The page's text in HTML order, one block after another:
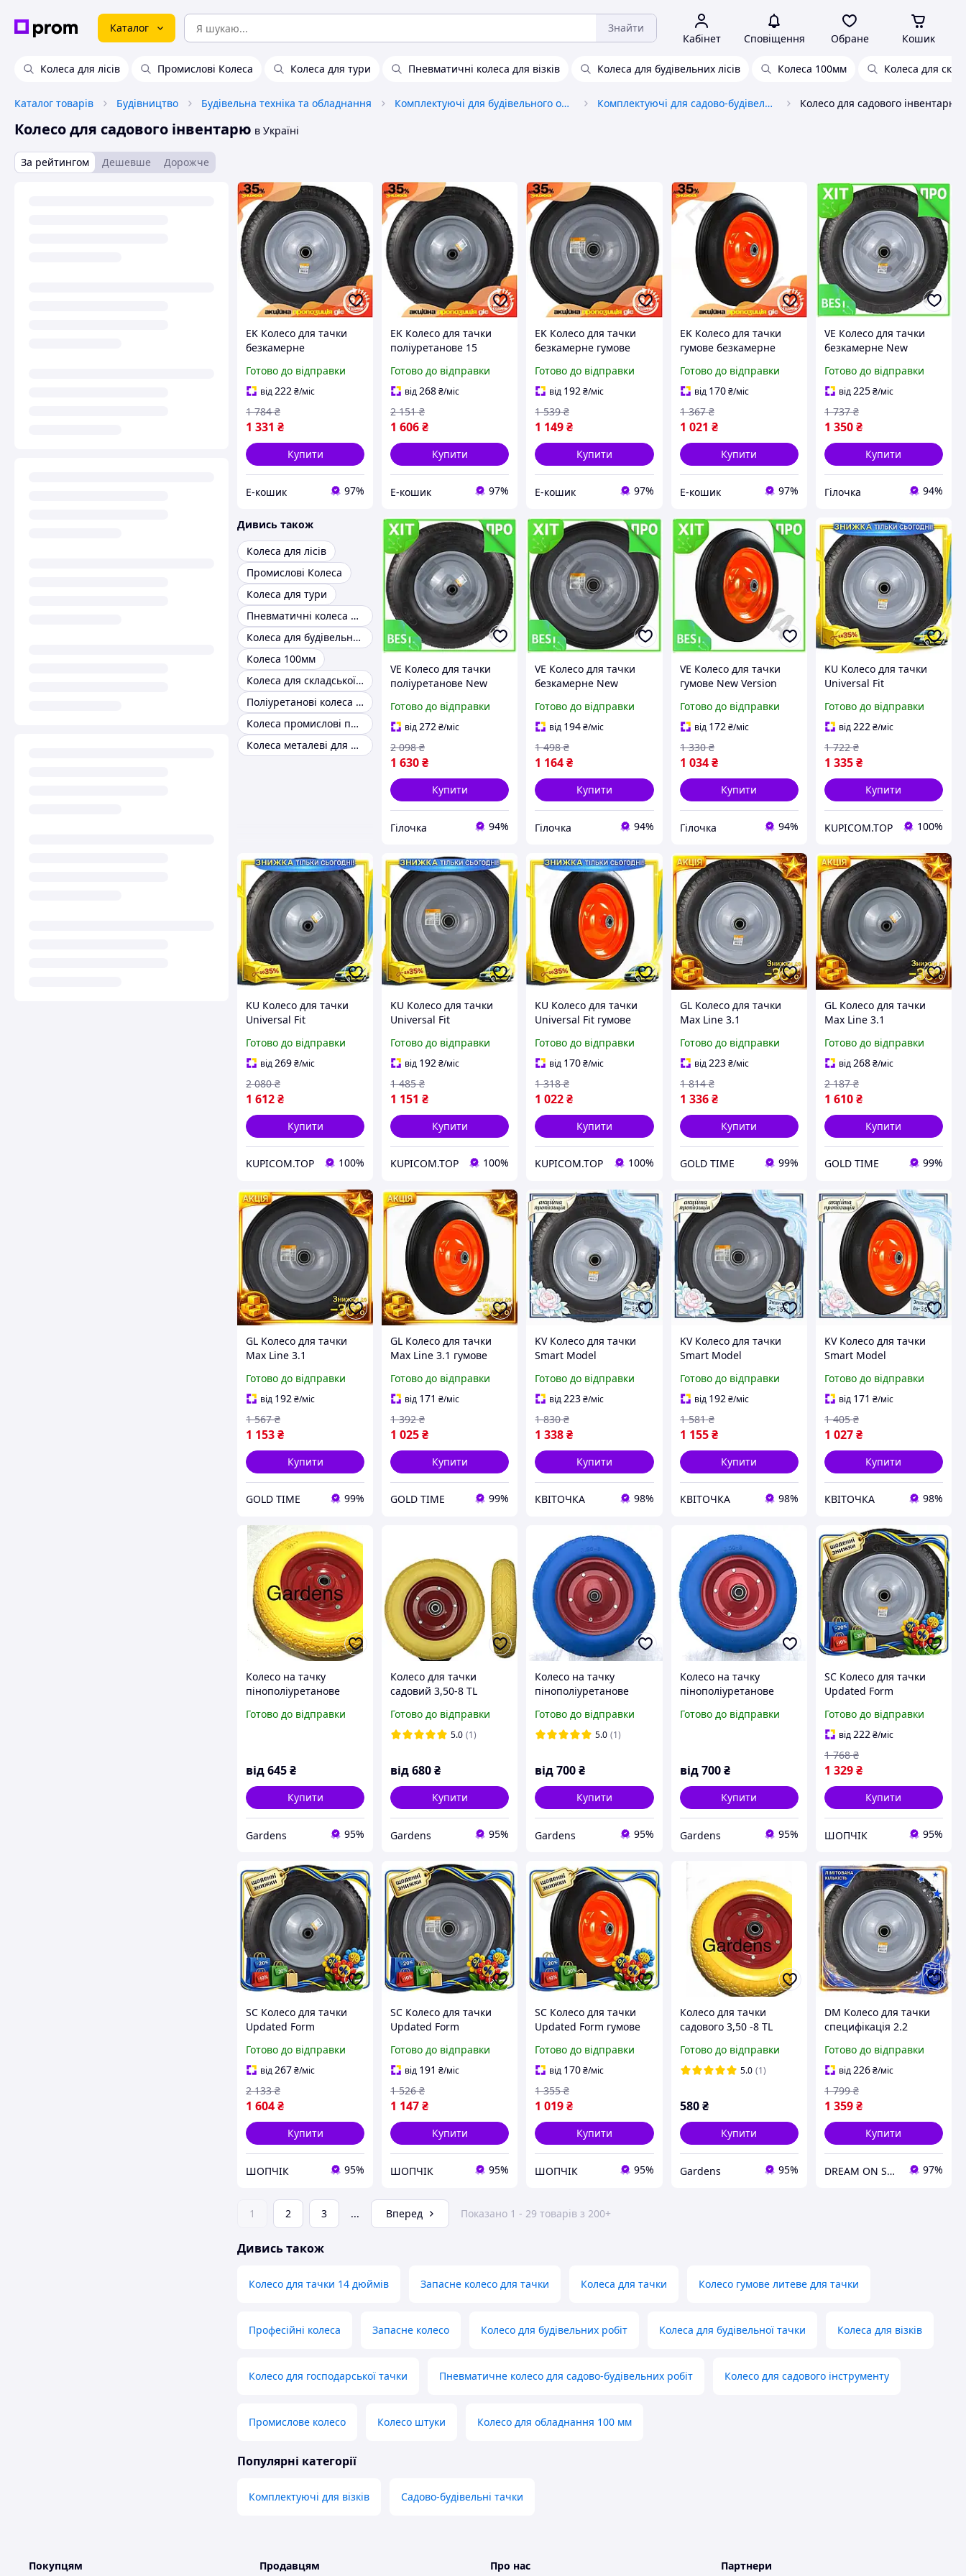
Каталог Знайти
Кабінет Сповіщення Обране Кошик
Колеса для лісів Промислові Колеса Колеса для тури Пневматичні колеса для візків Колеса для будівельних лісів Колеса 100мм Колеса для
Каталог товарів Будівництво Будівельна техніка та обладнання Комплектуючі для будівельного обладнання Комплектуючі для садово-будівельних тачок Колесо для садового інвентарю
Колесо для садового інвентарю в Україні
За рейтингом Дешевше Дорожче
EK Колесо для тачки
безкамерне
Design 14 дюймів
FLORA для садового
інвентарю ко HFX17_E
Готово до відправки
від222₴/міс
1 331 ₴
1 784 ₴
Купити
Е-кошик 97%
EK Колесо для тачки
поліуретанове 15
безкамерне для
садового інвентарю
колесо д HFX17_E
Готово до відправки
від268₴/міс
1 606₴
2 151 ₴
Купити
Е-кошик 97%
EK Колесо для тачки
безкамерне гумове
дюймів FLORA для
садового інвентарю
колесо дл HFX17_E
Готово до відправки
від 192₴/міс
1 149₴
1 539 ₴
Купити
Е-кошик 97%
EK Колесо для тачки
гумове безкамерне
дюймів для садового
інвентарю колесо для
тачк HFX17_E
Готово до відправки
від 170 ₴/міс
1 021 ₴
1 367 ₴
Купити
Е-кошик 97%
VE Колесо для тачки
безкамерне New
14 дюймів FLORA для
садового інвентарю
колесо N6W_VER
Готово до відправки
від225₴/міс
1 350₴
1 737 ₴
Купити
Гілочка 94%
Дивись також
Колеса для лісів
Промислові Колеса
Колеса для тури
Пневматичні колеса для візків
Колеса для будівельних лісів
Колеса 100мм
Колеса для складської техніки
Поліуретанові колеса для візків
Колеса промислові поворотні
Колеса металеві для візків
VE Колесо для тачки
поліуретанове New
безкамерне для
садового інвентарю
колесо для т N6W_VER
Готово до відправки
від272₴/міс
1 630₴
2 098 ₴
Купити
Гілочка 94%
VE Колесо для тачки
безкамерне New
дюймів FLORA для
садового інвентарю
колесо для та N6W_VER
Готово до відправки
від 194₴/міс
1 164₴
1 498 ₴
Купити
Гілочка 94%
VE Колесо для тачки
гумове New Version
для садового
інвентарю колесо для
тачки N6W_VER
Готово до відправки
від 172 ₴/міс
1 034 ₴
1 330 ₴
Купити
Гілочка 94%
KU Колесо для тачки
Universal Fit
поліуретанове 14
дюймів FLORA для
садового інвентарю
коле Uni2L_K
Готово до відправки
від222₴/міс
1 335₴
1 722 ₴
Купити
KUPICOM.TOP 100%
KU Колесо для тачки
Universal Fit
дюймів безкамерне для
садового інвентарю
Готово до відправки
від 269₴/міс
1 612₴
2 080 ₴
Купити
KUPICOM.TOP 100%
KU Колесо для тачки
Universal Fit
дюймів FLORA для
садового інвентарю
Готово до відправки
від 192 ₴/міс
1 151 ₴
1 485 ₴
Купити
KUPICOM.TOP 100%
KU Колесо для тачки
Universal Fit гумове
для садового
інвентарю колесо для
Готово до відправки
від 170₴/міс
1 022₴
1 318 ₴
Купити
KUPICOM.TOP 100%
GL Колесо для тачки
Max Line 3.1
поліуретанове 14
дюймів FLORA для
колес LO31\PR
Готово до відправки
від 223 ₴/міс
1 336 ₴
1 814 ₴
Купити
GOLD TIME 99%
GL Колесо для тачки
Max Line 3.1
дюймів безкамерне для
садового інвентарю
Готово до відправки
від 268₴/міс
1 610₴
2 187 ₴
Купити
GOLD TIME 99%
GL Колесо для тачки
Max Line 3.1
дюймів FLORA для
садового інвентарю
колесо для т LO31\PR
Готово до відправки
від 192₴/міс
1 153₴
1 567 ₴
Купити
GOLD TIME 99%
GL Колесо для тачки
Max Line 3.1 гумове
для садового
інвентарю колесо для
тачки LO31\PR
Готово до відправки
від 171 ₴/міс
1 025₴
1 392 ₴
Купити
GOLD TIME 99%
KV Колесо для тачки
Smart Model
дюймів безкамерне для
садового інвентарю
колесо на ос 99/KVI
Готово до відправки
від223₴/міс
1 338₴
1 830 ₴
Купити
КВІТОЧКА 98%
KV Колесо для тачки
Smart Model
дюймів FLORA вісь
20мм для садового
інвентарю кол 99/KVI
Готово до відправки
від 192 ₴/міс
1 155 ₴
1 581 ₴
Купити
КВІТОЧКА 98%
KV Колесо для тачки
Smart Model
дюймів FLORA для
садового інвентарю
колесо для та 99/KVI
Готово до відправки
від 171 ₴/міс
1 027₴
1 405 ₴
Купити
КВІТОЧКА 98%
Колесо на тачку
пінополіуретанове
під вісь d 20 мм) MRHD
Готово до відправки
від645₴
Купити
Gardens 95%
Колесо для тачки
садовий 3,50-8 TL
d 16 мм) (жовте) MRHD
Готово до відправки
5.0 (1)
від680₴
Купити
Gardens 95%
Колесо на тачку
пінополіуретанове
під вісь d 16 мм) MRHD
Готово до відправки
5.0 (1)
від700₴
Купити
Gardens 95%
Колесо на тачку
пінополіуретанове
під вісь d 20 мм) MRHD
Готово до відправки
від 700 ₴
Купити
Gardens 95%
SC Колесо для тачки
Updated Form
поліуретанове 14
дюймів FLORA для
садового інвентарю
колес CH2_99K
Готово до відправки
від222₴/міс
1 329₴
1 768 ₴
Купити
ШОПЧІК 95%
SC Колесо для тачки
Updated Form
дюймів безкамерне для
садового інвентарю
колесо для CH2_99K
Готово до відправки
від267₴/міс
1 604₴
2 133 ₴
Купити
ШОПЧІК 95%
SC Колесо для тачки
Updated Form
дюймів FLORA для
садового інвентарю
колесо для т CH2_99K
Готово до відправки
від 191 ₴/міс
1 147₴
1 526 ₴
Купити
ШОПЧІК 95%
SC Колесо для тачки
Updated Form гумове
для садового
інвентарю колесо для
тачки CH2_99K
Готово до відправки
від 170₴/міс
1 019₴
1 355 ₴
Купити
ШОПЧІК 95%
Колесо для тачки
садового 3,50 -8 TL
20ммм) (жовтое) MRHD
Готово до відправки
5.0 (1)
580 ₴
Купити
Gardens 95%
DM Колесо для тачки
специфікація 2.2
поліуретанове 14
дюймів FLORA для
садового інвентарю к
SPE|LZ
Готово до відправки
від226₴/міс
1 359₴
1 799 ₴
Купити
DREAM ON SHOP 97%
1 2 3 ... Вперед Показано 1 - 29 товарів з 200+
Дивись також
Колесо для тачки 14 дюймів Запасне колесо для тачки Колеса для тачки Колесо гумове литеве для тачки
Професійні колеса Запасне колесо Колесо для будівельних робіт Колеса для будівельної тачки Колеса для візків
Колесо для господарської тачки Пневматичне колесо для садово-будівельних робіт Колесо для садового інструменту
Промислове колесо Колесо штуки Колесо для обладнання 100 мм
Популярні категорії
Комплектуючі для візків Садово-будівельні тачки
Покупцям Продавцям Про нас Партнери